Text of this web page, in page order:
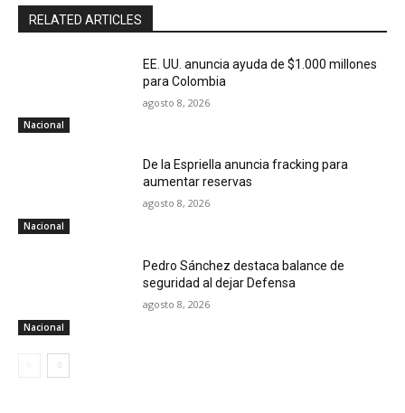
RELATED ARTICLES
Nacional
EE. UU. anuncia ayuda de $1.000 millones
para Colombia
agosto 8, 2026
Nacional
De la Espriella anuncia fracking para
aumentar reservas
agosto 8, 2026
Nacional
Pedro Sánchez destaca balance de
seguridad al dejar Defensa
agosto 8, 2026